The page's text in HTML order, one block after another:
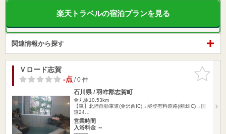
楽天トラベルの宿泊プランを見る
関連情報から探す
お気に入
りに追加
Ｖロード志賀
-点/ 0 件
石川県 / 羽咋郡志賀町
金丸駅10.53km
【車】北陸自動車道(金沢西IC)→能登有料道路(柳田IC)→国
道24…
営業時間
入浴料金 ～